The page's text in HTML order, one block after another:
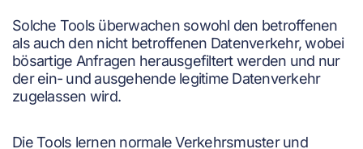
Solche Tools überwachen sowohl den betroffenen
als auch den nicht betroffenen Datenverkehr, wobei
bösartige Anfragen herausgefiltert werden und nur
der ein- und ausgehende legitime Datenverkehr
zugelassen wird.
Die Tools lernen normale Verkehrsmuster und